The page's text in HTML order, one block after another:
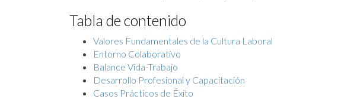
Tabla de contenido
Valores Fundamentales de la Cultura Laboral
Entorno Colaborativo
Balance Vida-Trabajo
Desarrollo Profesional y Capacitación
Casos Prácticos de Éxito